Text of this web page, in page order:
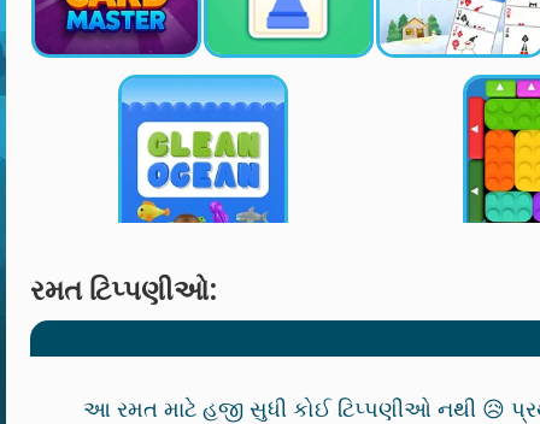
રમત ટિપ્પણીઓ:
આ રમત માટે હજી સુધી કોઈ ટિપ્પણીઓ નથી 😥